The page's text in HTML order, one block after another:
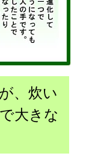
、炊い
大きな